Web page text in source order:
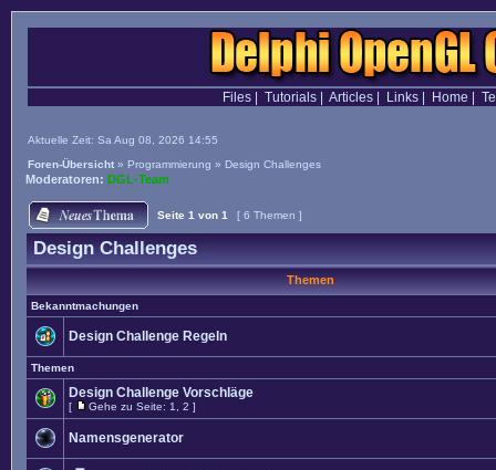
Files| Tutorials| Articles| Links| Home
Aktuelle Zeit: Sa Aug 08, 2026 14:55
Foren-Übersicht » Programmierung » Design Challenges
Moderatoren: DGL-Team
Seite 1 von 1 [ 6 Themen ]
Design Challenges
Themen
Bekanntmachungen
Design Challenge Regeln
Themen
Design Challenge Vorschläge
[ Gehe zu Seite: 1 2 ]
Namensgenerator